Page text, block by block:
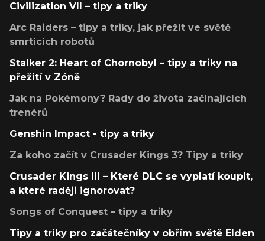
Civilization VII – tipy a triky
Arc Raiders – tipy a triky, jak přežít ve světě
smrtících robotů
Stalker 2: Heart of Chornobyl – tipy a triky na
přežití v Zóně
Jak na Pokémony? Rady do života začínajících
trenérů
Genshin Impact - tipy a triky
Za koho začít v Crusader Kings 3? Tipy a triky
Crusader Kings III – Které DLC se vyplatí koupit,
a které raději ignorovat?
Songs of Conquest – tipy a triky
Tipy a triky pro začátečníky v obřím světě Elden